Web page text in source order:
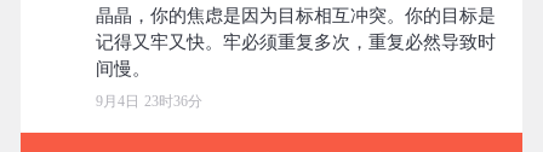
晶晶，你的焦虑是因为目标相互冲突。你的目标是
记得又牢又快。牢必须重复多次，重复必然导致时
9月4日 23时36分